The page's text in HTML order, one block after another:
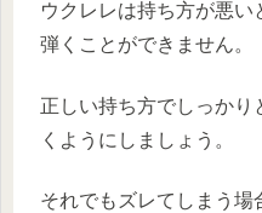
ウクレレは持ち方が悪い
弾くことができません。
正しい持ち方でしっか
くようにしましょう。
それでもズレてしまう場